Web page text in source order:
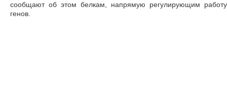
сообщают об этом белкам, напрямую регулирующим работу
генов.